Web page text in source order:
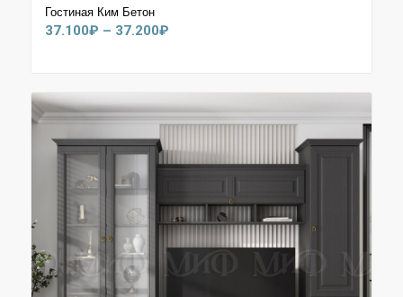
Гостиная Ким Бетон
37.100₽ – 37.200₽Диапазон
37.200₽